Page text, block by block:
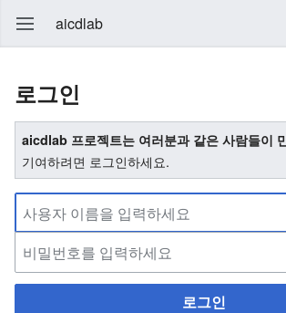
aicdlab
로그인
aicdlab 프로젝트는 여러분과 같은 사람들이
기여하려면 로그인하세요.
로그인